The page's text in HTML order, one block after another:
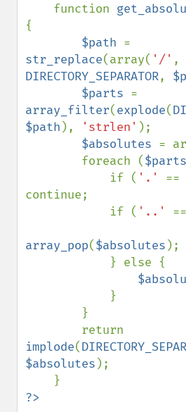
function
{
$path
str_replace(array( '/' ,
DIRECTORY_SEPARATOR,
$parts
array_filter(explode(
$path ), 'strlen' );
$absolutes =
        foreach (
$parts
            if (
'.' ==
continue;
            if (
'..' ==
array_pop($absolutes );
implode(
$absolutes );